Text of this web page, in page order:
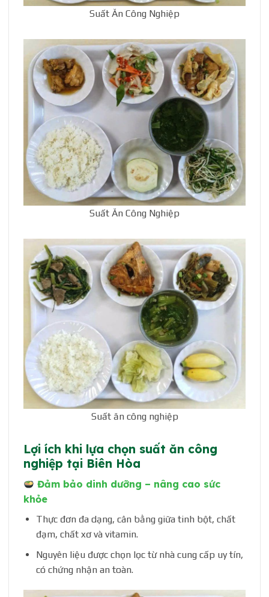
Suất Ăn Công Nghiệp
Suất Ăn Công Nghiệp
Suất ăn công nghiệp
Lợi ích khi lựa chọn suất ăn công
nghiệp tại Biên Hòa
Đảm bảo dinh dưỡng – nâng cao sức
khỏe
Thực đơn đa dạng, cân bằng giữa tinh bột, chất
đạm, chất xơ và vitamin.
Nguyên liệu được chọn lọc từ nhà cung cấp uy tín,
có chứng nhận an toàn.